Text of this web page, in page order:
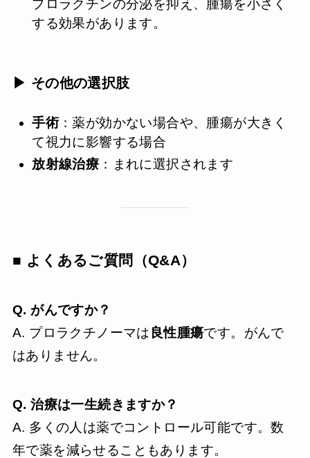
プロラクチンの分泌を抑え、腫瘍を小さく
する効果があります。
▶ その他の選択肢
手術：薬が効かない場合や、腫瘍が大きく
て視力に影響する場合
放射線治療 ：まれに選択されます
■ よくあるご質問（Q&A）
Q. がんですか？
A. プロラクチノーマは 良性腫瘍です。がんで
はありません。
Q. 治療は一生続きますか？
A. 多くの人は薬でコントロール可能です。数
年で薬を減らせることもあります。